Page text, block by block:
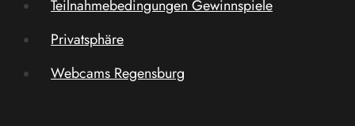
Teilnahmebedingungen Gewinnspiele
Privatsphäre
Webcams Regensburg